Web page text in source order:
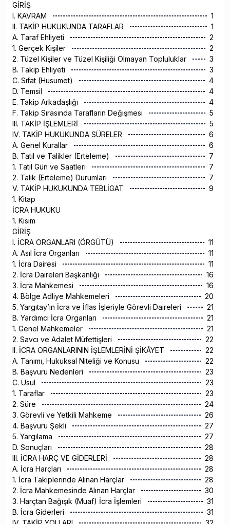
GİRİŞ
I. KAVRAM
1
II. TAKİP HUKUKUNDA TARAFLAR
1
A. Taraf Ehliyeti
2
1. Gerçek Kişiler
2
2. Tüzel Kişiler ve Tüzel Kişiliği Olmayan Topluluklar
3
B. Takip Ehliyeti
3
C. Sıfat (Husumet)
4
D. Temsil
4
E. Takip Arkadaşlığı
4
F. Takip Sırasında Tarafların Değişmesi
5
III. TAKİP İŞLEMLERİ
5
IV. TAKİP HUKUKUNDA SÜRELER
6
A. Genel Kurallar
6
B. Tatil ve Talikler (Erteleme)
7
1. Tatil Gün ve Saatleri
7
2. Talik (Erteleme) Durumları
7
V. TAKİP HUKUKUNDA TEBLİGAT
9
1. Kitap
İCRA HUKUKU
1. Kısım
GİRİŞ
I. İCRA ORGANLARI (ÖRGÜTÜ)
11
A. Asıl İcra Organları
11
1. İcra Dairesi
11
2. İcra Daireleri Başkanlığı
16
3. İcra Mahkemesi
16
4. Bölge Adliye Mahkemeleri
20
5. Yargıtay’ın İcra ve İflas İşleriyle Görevli Daireleri
21
B. Yardımcı İcra Organları
21
1. Genel Mahkemeler
21
2. Savcı ve Adalet Müfettişleri
22
II. İCRA ORGANLARININ İŞLEMLERİNİ ŞİKÂYET
22
A. Tanımı, Hukuksal Niteliği ve Konusu
22
B. Başvuru Nedenleri
23
C. Usul
23
1. Taraflar
23
2. Süre
24
3. Görevli ve Yetkili Mahkeme
26
4. Başvuru Şekli
27
5. Yargılama
27
D. Sonuçları
28
III. İCRA HARÇ VE GİDERLERİ
28
A. İcra Harçları
28
1. İcra Takiplerinde Alınan Harçlar
28
2. İcra Mahkemesinde Alınan Harçlar
30
3. Harçtan Bağışık (Muaf) İcra İşlemleri
31
B. İcra Giderleri
31